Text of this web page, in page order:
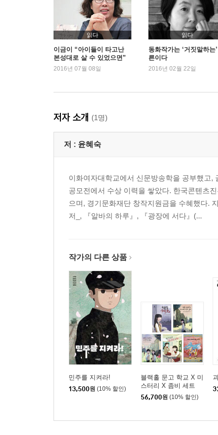
읽다
이금이 “아이들이 타고난
본성대로 살 수 있었으면”
2016년 07월 08일
읽다
동화작가는 ‘거짓말하는
른이다
2016년 02월 22일
저자 소개 (1명)
저 : 윤혜숙
이화여자대학교에서 신문방송학을 공부했고,
공모전에서 수상 이력을 쌓았다. 한국콘텐츠
으며, 경기문화재단 창작지원금을 수혜했다.
저_, 『알바의 하루』, 『광장에 서다』(...
작가의 다른 상품
민주를 지켜라!
13,500원 (10% 할인)
블랙홀 문고 학교 X 미
스터리 X 좀비 세트
56,700원 (10% 할인)